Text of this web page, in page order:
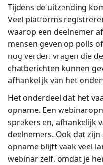
Tijdens de uitzending
Veel platforms
waarop een deelnemer
mensen geven op polls
nog verder: vragen die
chatberichten kunnen
afhankelijk van het
Het onderdeel dat het
opname. Een
sprekers en, afhankelijk
deelnemers. Ook dat
opname blijft vaak veel
webinar zelf, omdat je